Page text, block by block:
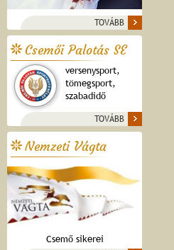
TOVÁBB
Csemői Palotás SE
versenysport,
tömegsport,
szabadidő
TOVÁBB
Nemzeti Vágta
Csemő sikerei